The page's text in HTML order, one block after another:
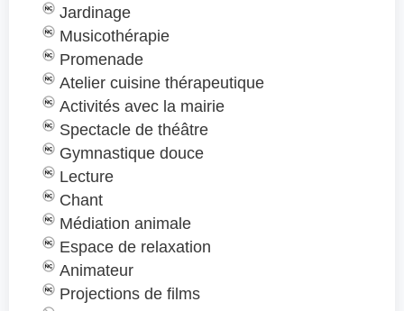
Jardinage
Musicothérapie
Promenade
Atelier cuisine thérapeutique
Activités avec la mairie
Spectacle de théâtre
Gymnastique douce
Lecture
Chant
Médiation animale
Espace de relaxation
Animateur
Projections de films